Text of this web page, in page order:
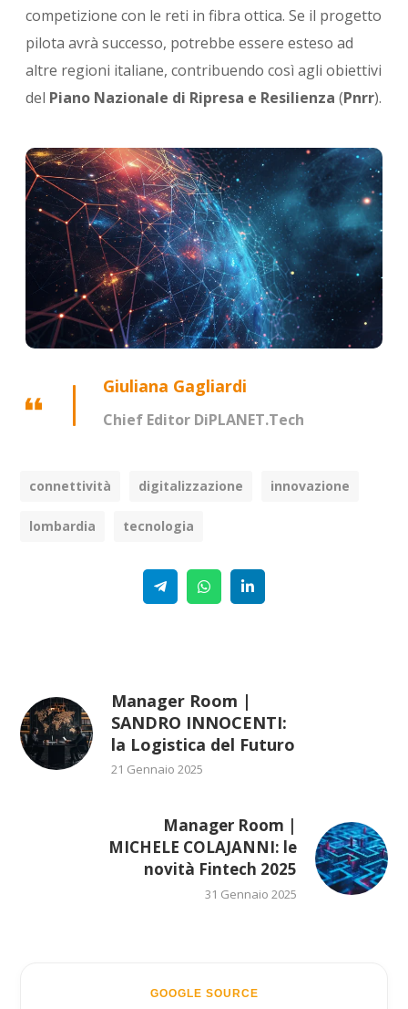
competizione con le reti in fibra ottica. Se il progetto
pilota avrà successo, potrebbe essere esteso ad
altre regioni italiane, contribuendo così agli obiettivi
del Piano Nazionale di Ripresa e Resilienza (Pnrr).
Giuliana Gagliardi
Chief Editor DiPLANET.Tech
connettività digitalizzazione innovazione
lombardia tecnologia
TelegramWhatsApp
Manager Room |
SANDRO INNOCENTI:
la Logistica del Futuro
21 Gennaio 2025
Manager Room |
MICHELE COLAJANNI: le
novità Fintech 2025
31 Gennaio 2025
GOOGLE SOURCE